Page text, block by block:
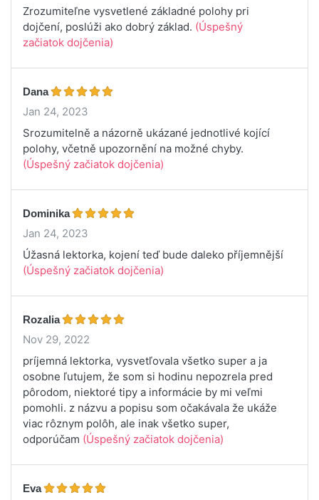
Zrozumiteľne vysvetlené základné polohy pri
dojčení, poslúži ako dobrý základ. (Úspešný
začiatok dojčenia)
Dana
Jan 24, 2023
Srozumitelně a názorně ukázané jednotlivé kojící
polohy, včetně upozornění na možné chyby.
(Úspešný začiatok dojčenia)
Dominika
Jan 24, 2023
Úžasná lektorka, kojení teď bude daleko příjemnější
(Úspešný začiatok dojčenia)
Rozalia
Nov 29, 2022
príjemná lektorka, vysvetľovala všetko super a ja
osobne ľutujem, že som si hodinu nepozrela pred
pôrodom, niektoré tipy a informácie by mi veľmi
pomohli. z názvu a popisu som očakávala že ukáže
viac rôznym polôh, ale inak všetko super,
odporúčam (Úspešný začiatok dojčenia)
Eva